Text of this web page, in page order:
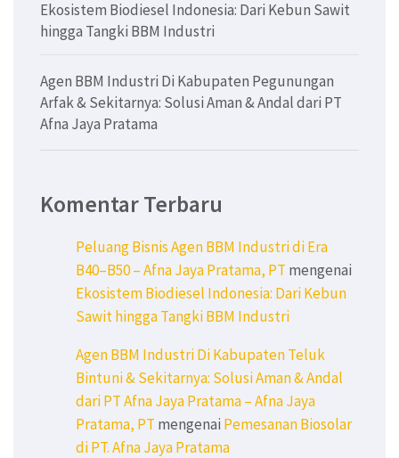
Ekosistem Biodiesel Indonesia: Dari Kebun Sawit
hingga Tangki BBM Industri
Agen BBM Industri Di Kabupaten Pegunungan
Arfak & Sekitarnya: Solusi Aman & Andal dari PT
Afna Jaya Pratama
Komentar Terbaru
Peluang Bisnis Agen BBM Industri di Era
B40–B50 – Afna Jaya Pratama, PT mengenai
Ekosistem Biodiesel Indonesia: Dari Kebun
Sawit hingga Tangki BBM Industri
Agen BBM Industri Di Kabupaten Teluk
Bintuni & Sekitarnya: Solusi Aman & Andal
dari PT Afna Jaya Pratama – Afna Jaya
Pratama, PT mengenai Pemesanan Biosolar
di PT. Afna Jaya Pratama